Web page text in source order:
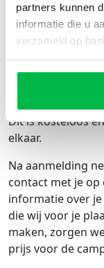
partners kunnen
informatie die u
verzameld op
Hoe gaat
Bij ons hoeft je
wat we
Dit is kosteloos
elkaar.
Na aanmelding
contact met je op
informatie over
die wij voor je
maken, zorgen
prijs voor de